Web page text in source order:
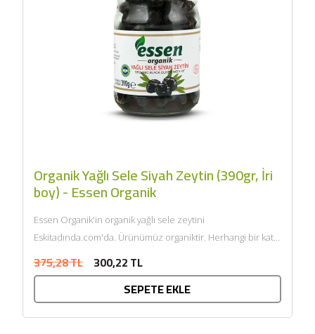
Organik Yağlı Sele Siyah Zeytin (390gr, İri
boy) - Essen Organik
Essen Organik'in organik yağlı sele zeytini
Eskitadında.com'da. Ürünümüz organiktir. Herhangi bir katkı
onaylıdır. ECOCERT tarafından...
375,28 TL 300,22 TL
SEPETE EKLE